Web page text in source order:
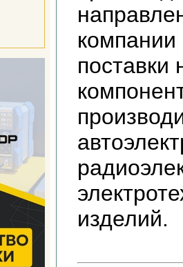
компании
поставки
изделий.